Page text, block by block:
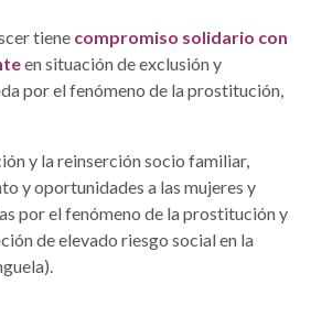
tiene compromiso solidario con
en situación de exclusión y
por el fenómeno de la prostitución,
y la reinserción socio familiar,
y oportunidades a las mujeres y
por el fenómeno de la prostitución y
de elevado riesgo social en la